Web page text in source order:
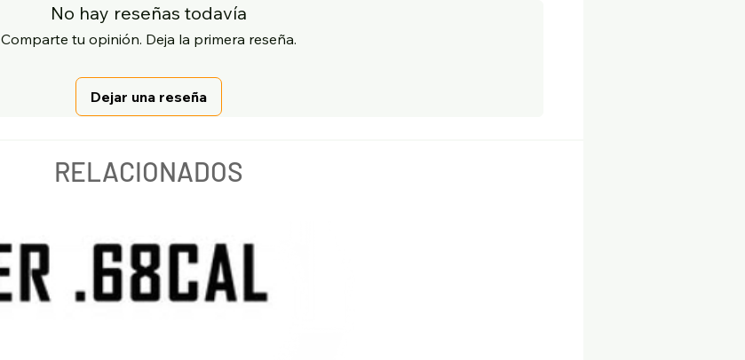
No hay reseñas todavía
Comparte tu opinión. Deja la primera reseña.
Dejar una reseña
RELACIONADOS